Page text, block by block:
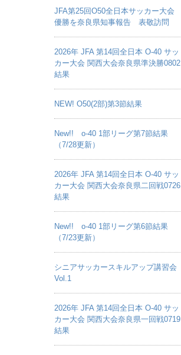
JFA第25回O50全日本サッカー大会
優勝を奈良県知事報告 表敬訪問
2026年 JFA 第14回全日本 O-40 サッ
カー大会 関西大会奈良県準決勝0802
結果
NEW! O50(2部)第3節結果
New!! o-40 1部リーグ第7節結果
（7/28更新）
2026年 JFA 第14回全日本 O-40 サッ
カー大会 関西大会奈良県二回戦0726
結果
New!! o-40 1部リーグ第6節結果
（7/23更新）
シニアサッカースキルアップ講習会
Vol.1
2026年 JFA 第14回全日本 O-40 サッ
カー大会 関西大会奈良県一回戦0719
結果